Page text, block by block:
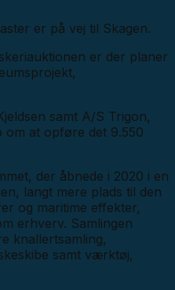
er på vej til Skagen.
er der planer
samt A/S Trigon,
om at opføre det 9.550
der åbnede i 2020 i en
langt mere plads til den
og maritime effekter,
erhverv. Samlingen
knallertsamling,
samt værktøj,